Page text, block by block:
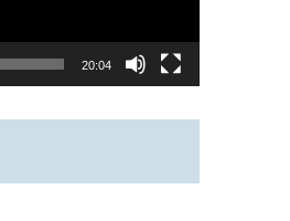
20:04